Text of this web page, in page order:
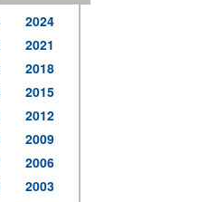
2024
2021
2018
2015
2012
2009
2006
2003